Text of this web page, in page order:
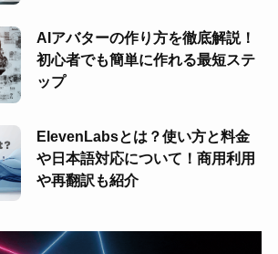
AIアバターの作り方を徹底解説！
初心者でも簡単に作れる最短ステ
ップ
ElevenLabsとは？使い方と料金
や日本語対応について！商用利用
や再翻訳も紹介